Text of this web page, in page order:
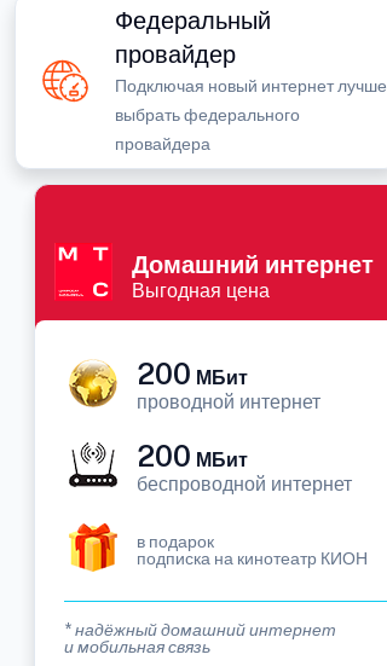
Федеральный
провайдер
Подключая новый интернет лучше
выбрать федерального
провайдера
Домашний интернет
Выгодная цена
200 МБит
проводной интернет
200 МБит
беспроводной интернет
в подарок
подписка на кинотеатр КИОН
* надёжный домашний интернет
и мобильная связь